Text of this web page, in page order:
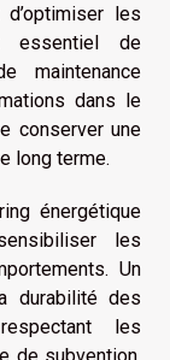
les
essentiel de
maintenance
dans le
conserver une
long terme.
énergétique
les
Un
durabilité des
les